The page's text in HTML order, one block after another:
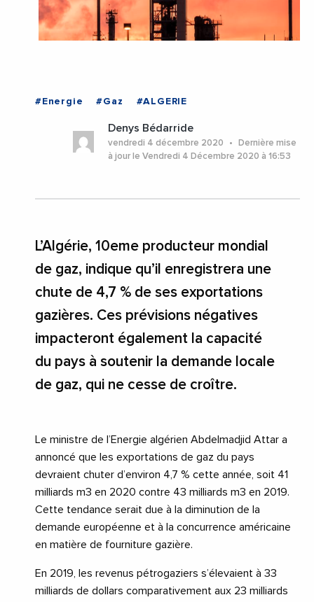
#Energie #Gaz #ALGERIE
Denys Bédarride
vendredi 4 décembre 2020
Dernière mise
à jour le Vendredi 4 Décembre 2020 à 16:53
L’Algérie, 10eme producteur mondial
de gaz, indique qu’il enregistrera une
chute de 4,7 % de ses exportations
gazières. Ces prévisions négatives
impacteront également la capacité
du pays à soutenir la demande locale
de gaz, qui ne cesse de croître.
Le ministre de l’Energie algérien Abdelmadjid Attar a
annoncé que les exportations de gaz du pays
devraient chuter d’environ 4,7 % cette année, soit 41
milliards m3 en 2020 contre 43 milliards m3 en 2019.
Cette tendance serait due à la diminution de la
demande européenne et à la concurrence américaine
en matière de fourniture gazière.
En 2019, les revenus pétrogaziers s’élevaient à 33
milliards de dollars comparativement aux 23 milliards